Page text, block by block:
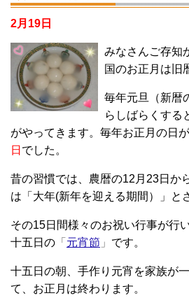
2月19日
みなさんご存知
国のお正月は旧
毎年元旦（新暦
らしばらくする
がやってきます。毎年お正月の日
日 でした。
昔の習慣では、農暦の12月23日か
は「大年(新年を迎える期間）」と
その15日間様々のお祝い行事が行
十五日の 「 元宵節 」 です。
十五日の朝、手作り元宵を家族が
て、お正月は終わります。